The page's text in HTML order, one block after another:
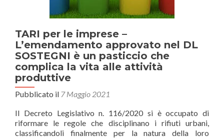
TARI per le imprese –
L’emendamento approvato nel DL
SOSTEGNI è un pasticcio che
complica la vita alle attività
produttive
Pubblicato il 7 Maggio 2021
Il Decreto Legislativo n. 116/2020 si è occupato di
riformare le regole che disciplinano i rifiuti urbani,
classificandoli finalmente per la natura della loro